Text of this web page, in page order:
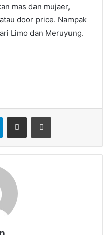
mas dan mujaer,
door price. Nampak
Limo dan Meruyung.
Telegram